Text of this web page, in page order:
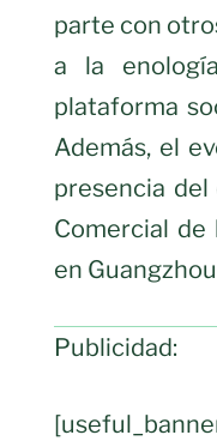
parte con
a la
plataforma
Además, el
presencia del
Comercial de
en
Publicidad: